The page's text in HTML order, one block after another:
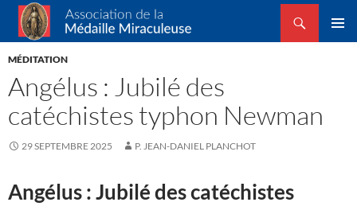
Association de la Médaille Miraculeuse
Recherche
ALLER
AU
MÉDITATION
Angélus : Jubilé des
catéchistes typhon Newman
29 SEPTEMBRE 2025 P. JEAN-DANIEL PLANCHOT
Angélus : Jubilé des catéchistes